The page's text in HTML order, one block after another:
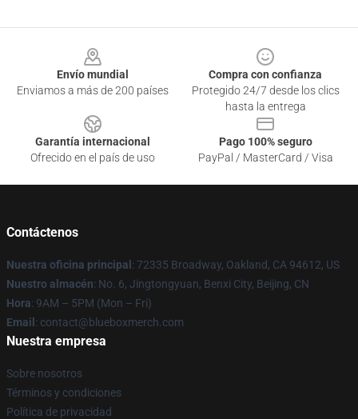
Envío mundial
Enviamos a más de 200 países
Compra con confianza
Protegido 24/7 desde los clics
hasta la entrega
Garantía internacional
Ofrecido en el país de uso
Pago 100% seguro
PayPal / MasterCard / Visa
Contáctenos
Nuestra oficina principal : 72335 Broadway, Oakland, CA 94612, US
Nuestro almacén: No. 6, Jingtongyuan, Benxi City, Beijing, CN
Hora: 9AM – 5PM (Mon – Fri)
Email : contact@blueboxmerch.com
Nuestra empresa
Sobre nosotros
Términos y condiciones
Política de privacidad